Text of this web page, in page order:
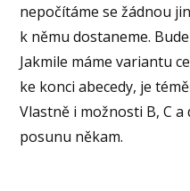
nepočítáme se žádnou
k němu dostaneme.
Jakmile máme variantu
ke konci abecedy, je
Vlastně i možnosti B, C
posunu někam.